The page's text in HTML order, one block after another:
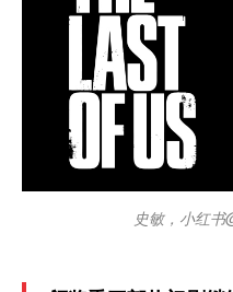
史敏，小红